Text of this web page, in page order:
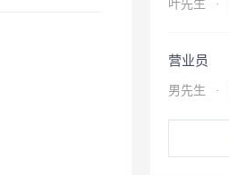
叶先生 ·
营业员
男先生 ·